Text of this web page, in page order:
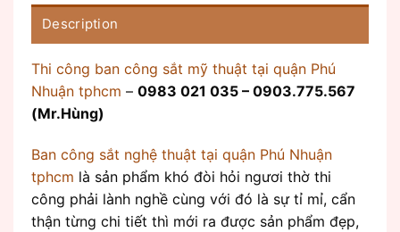
Description
Thi công ban công sắt mỹ thuật tại quận Phú
Nhuận tphcm – 0983 021 035 – 0903.775.567
(Mr.Hùng)
Ban công sắt nghệ thuật tại quận Phú Nhuận
tphcm là sản phẩm khó đòi hỏi ngươi thờ thi
công phải lành nghề cùng với đó là sự tỉ mỉ, cẩn
thận từng chi tiết thì mới ra được sản phẩm đẹp,